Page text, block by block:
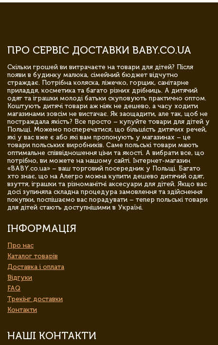
ПРО СЕРВІС ДОСТАВКИ BABY.CO.UA
Скільки грошей ви витрачаєте на товари для дітей? Після
появи в будинку малюка, сімейний бюджет відчутно
страждає. Потрібна коляска, ліжечко, горщик, санітарне
приладдя, косметика та багато різних дрібниць. А дитячий
одяг та іграшки молоді батьки скуповують практично оптом.
Коштують дитячі товари аж ніяк не дешево, а часу ходити
магазинами зовсім не вистачає. Як заощадити, але так, щоб не
постраждала якість? Все просто – купуйте товари для дітей у
Польщі. Можемо посперечатися, що більшість дитячих речей,
які у вас вже є або які вам пропонують у магазинах – це
товари польських виробників. Саме польські товари мають
оптимальне співвідношення ціни та якості. А вибрати все, що
потрібно, ви можете на нашому сайті. Інтернет-магазин
«BABY.co.ua» – ваш торговий посередник у Польщі. Багато
хто знає, що на Алегро можна купити дешево дитячий одяг,
взуття, іграшки та різноманітні аксесуари для дітей. Якщо вас
досі зупиняла складна процедура замовлення та здійснення
покупки, поспішаємо вас порадувати – тепер польські товари
для дітей стають доступнішими в Україні.
ІНФОРМАЦІЯ
Про нас
Каталог товарів
Доставка і оплата
Відгуки
FAQ
Трекінг доставки
Контакти
НАШІ КОНТАКТИ